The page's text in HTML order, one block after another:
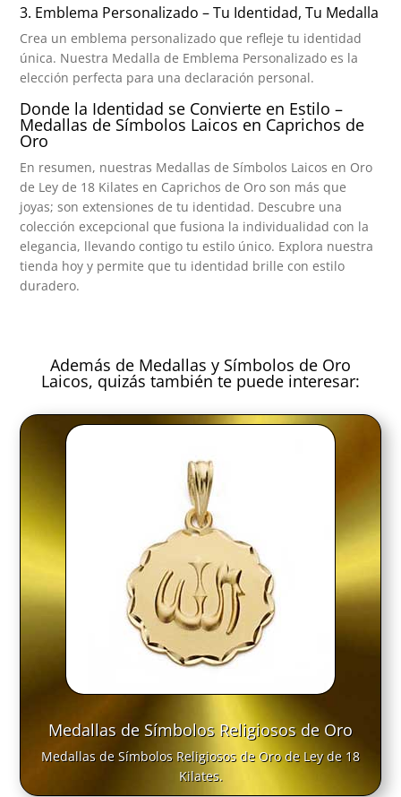
3. Emblema Personalizado – Tu Identidad, Tu Medalla
Crea un emblema personalizado que refleje tu identidad
única. Nuestra Medalla de Emblema Personalizado es la
elección perfecta para una declaración personal.
Donde la Identidad se Convierte en Estilo –
Medallas de Símbolos Laicos en Caprichos de
Oro
En resumen, nuestras Medallas de Símbolos Laicos en Oro
de Ley de 18 Kilates en Caprichos de Oro son más que
joyas; son extensiones de tu identidad. Descubre una
colección excepcional que fusiona la individualidad con la
elegancia, llevando contigo tu estilo único. Explora nuestra
tienda hoy y permite que tu identidad brille con estilo
duradero.
Además de Medallas y Símbolos de Oro
Laicos, quizás también te puede interesar:
Medallas de Símbolos Religiosos de Oro
Medallas de Símbolos Religiosos de Oro de Ley de 18
Kilates.